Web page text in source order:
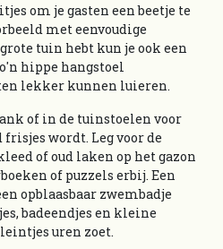
om je gasten een beetje te
met eenvoudige
tuin hebt kun je ook een
hippe hangstoel
lekker kunnen luieren.
of in de tuinstoelen voor
wordt. Leg voor de
of oud laken op het gazon
of puzzels erbij. Een
opblaasbaar zwembadje
badeendjes en kleine
uren zoet.